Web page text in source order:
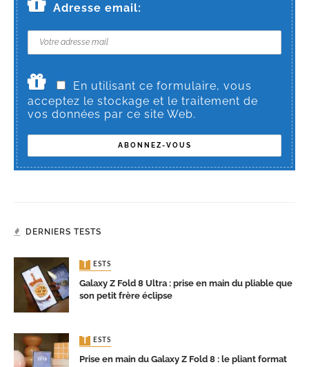
Adresse email:
En utilisant ce formulaire, vous
acceptez le stockage et le traitement de
vos données par ce site Web.
DERNIERS TESTS
TESTS
Galaxy Z Fold 8 Ultra : prise en main du pliable que
son petit frère éclipse
TESTS
Prise en main du Galaxy Z Fold 8 : le pliant format